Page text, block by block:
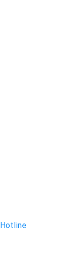
Hotline